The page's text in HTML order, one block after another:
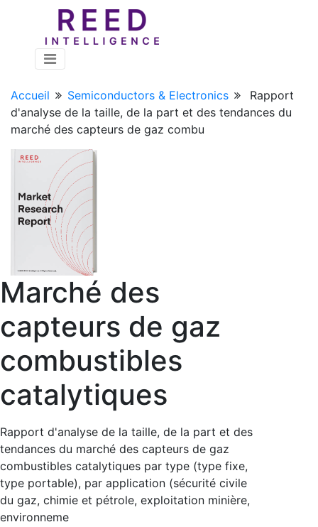
Accueil Semiconductors & Electronics
Rapport
d'analyse de la taille, de la part et des tendances du
marché des capteurs de gaz combu
Marché des
capteurs de gaz
combustibles
catalytiques
Rapport d'analyse de la taille, de la part et des
tendances du marché des capteurs de gaz
combustibles catalytiques par type (type fixe,
type portable), par application (sécurité civile
du gaz, chimie et pétrole, exploitation minière,
environneme